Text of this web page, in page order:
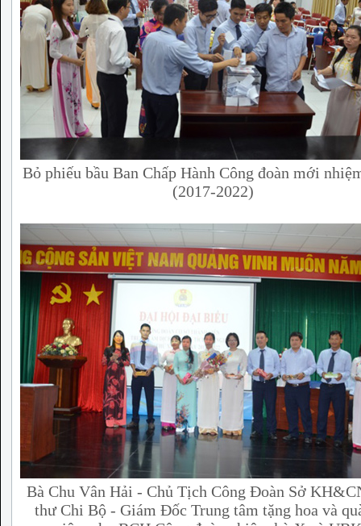
Bỏ phiếu bầu Ban Chấp Hành Công đoàn mới
(2017-2022)
Bà Chu Vân Hải - Chủ Tịch Công Đoàn Sở
thư Chi Bộ - Giám Đốc Trung tâm tặng hoa và